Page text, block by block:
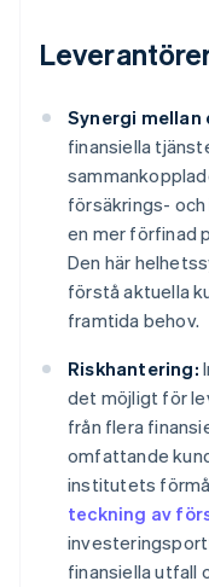
Synergi mellan
finansiella
försäkrings-
en mer förfinad
Den här
förstå aktuella
framtida behov.
Riskhantering:
det möjligt för
från flera
omfattande
institutets
teckning av
finansiella utfall